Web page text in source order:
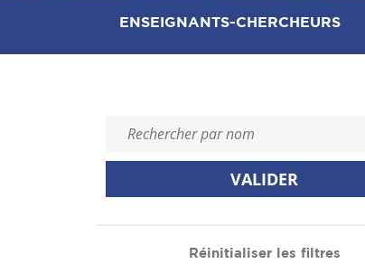
ENSEIGNANTS-CHERCHEURS
Rechercher par nom
VALIDER
Réinitialiser les filtres